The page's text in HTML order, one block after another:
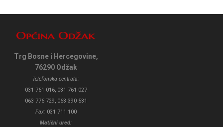
Trg Bosne i Hercegovine,
76290 Odžak
Telefonska centrala:
031 761 016, 031 761 027
063 776 729, 063 390 531
Fax: 031 711 100
Matični ured: